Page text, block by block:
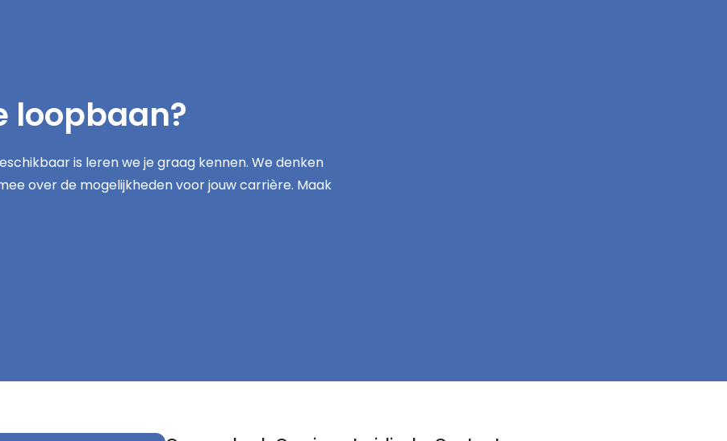
loopbaan?
is leren we je graag kennen. We denken
over de mogelijkheden voor jouw carrière. Maak